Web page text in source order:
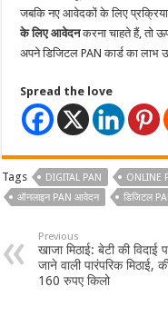
जबकि नए आवेदकों के लिए
के लिए आवेदनकरना चाहते हैं, तो
अपने डिजिटल PAN कार्ड का लाभ
Spread the love
Tags DIGITAL PAN ONLINE
ऑनलाइन PAN आवेदन
डिजिटल
Previous
खाजा मिठाई: बेटी की विदाई
जाने वाली पारंपरिक मिठाई,
160 रुपए किलो